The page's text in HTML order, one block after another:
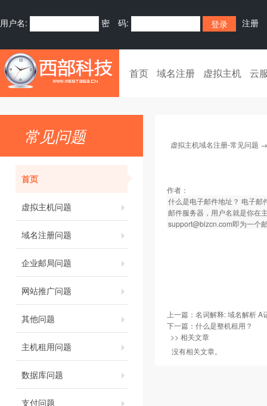
用户名: 密 码: 注册
首页 域名注册 虚拟主机 云
常见问题
首页
虚拟主机问题
域名注册问题
企业邮局问题
网站推广问题
其他问题
主机租用问题
数据库问题
支付问题
虚拟主机域名注册-常见问题
作者：
什么是电子邮件地址？ 电子邮
邮件服务器，用户名就是你在
support@bizcn.com即为一个
上一篇： 名词解释: 域名解析 A
下一篇： 什么是整机租用？
>> 相关文章
没有相关文章。